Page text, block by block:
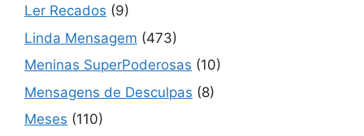
Ler Recados (9)
Linda Mensagem (473)
Meninas SuperPoderosas (10)
Mensagens de Desculpas (8)
Meses (110)